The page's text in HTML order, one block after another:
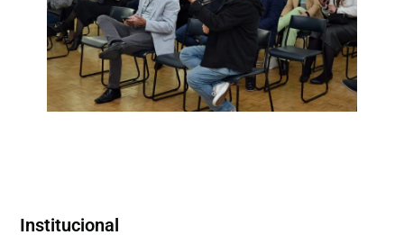
Institucional